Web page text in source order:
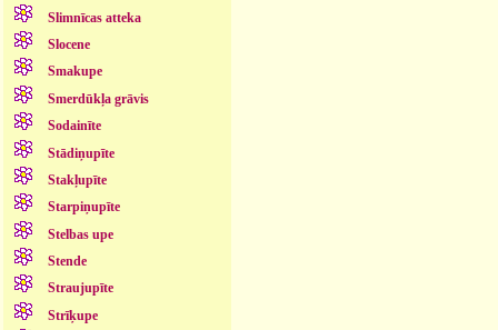
Slimnīcas atteka
Slocene
Smakupe
Smerdūkļa grāvis
Sodainīte
Stādiņupīte
Stakļupīte
Starpiņupīte
Stelbas upe
Stende
Straujupīte
Strīķupe